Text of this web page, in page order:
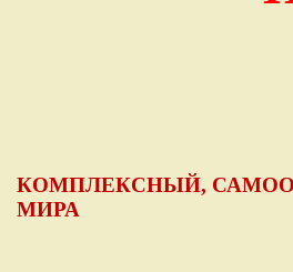
КОМПЛЕКСНЫЙ,
МИРА